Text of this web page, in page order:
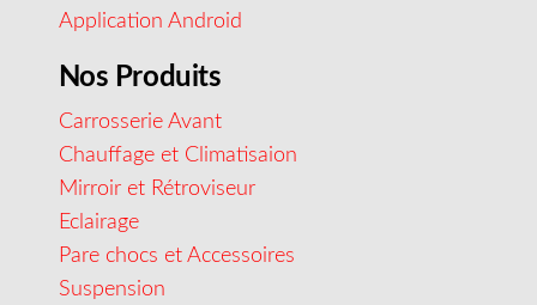
Application Android
Nos Produits
Carrosserie Avant
Chauffage et Climatisaion
Mirroir et Rétroviseur
Eclairage
Pare chocs et Accessoires
Suspension